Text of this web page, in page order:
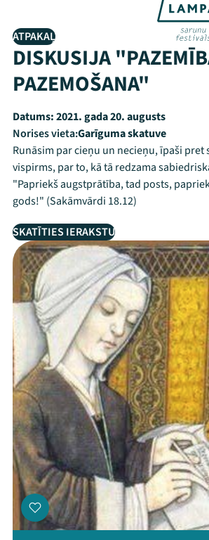
ATPAKAĻ
DISKUSIJA
PAZEMOŠANA"
Datums:2021. gada 20. augusts
Norises vieta:Garīguma skatuve
Runāsim par cieņu un necieņu, īpaši pret
vispirms, par to, kā tā redzama
"Papriekš augstprātība, tad posts,
gods!" (Sakāmvārdi 18.12)
SKATĪTIES IERAKSTU